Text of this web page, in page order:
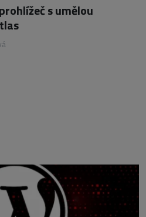
s umělou